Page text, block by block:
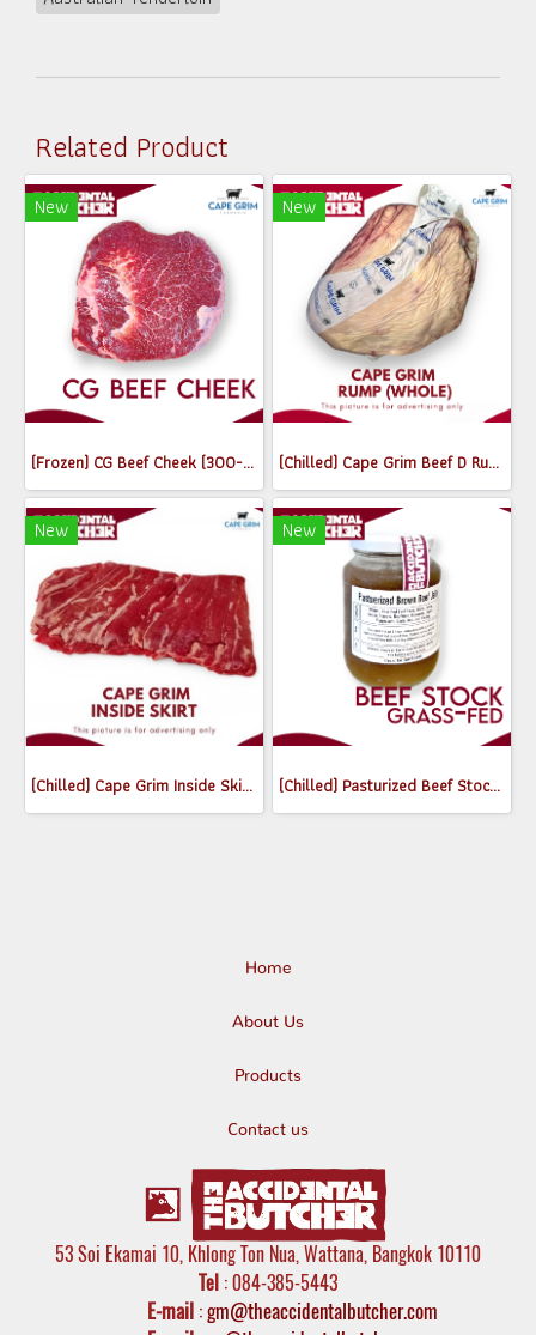
Related Product
New
(Frozen) CG Beef Cheek (300-350g)
New
(Chilled) Cape Grim Beef D Rump (Whole) MB2-3
New
(Chilled) Cape Grim Inside Skirt Steak (เนื้อพื้นท้องด้านใน) (300-350g)
New
(Chilled) Pasturized Beef Stock (300ml) (Jar)
Home
About Us
Products
Contact us
53 Soi Ekamai 10, Khlong Ton Nua, Wattana, Bangkok 10110
Tel : 084-385-5443
E-mail:gm@theaccidentalbutcher.com